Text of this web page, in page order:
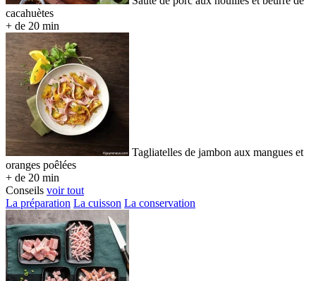
cacahuètes
+ de 20 min
Tagliatelles de jambon aux mangues et
oranges poêlées
+ de 20 min
Conseils voir tout
La préparation La cuisson La conservation